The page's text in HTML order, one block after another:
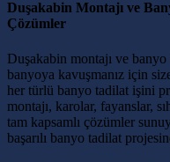
Duşakabin Montajı ve
Çözümler
Duşakabin montajı ve
banyoya kavuşmanız için
her türlü banyo tadilat işini
montajı, karolar, fayanslar,
tam kapsamlı çözümler
başarılı banyo tadilat